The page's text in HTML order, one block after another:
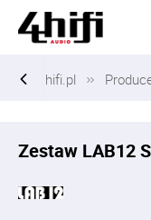
hifi.pl
Zestaw LAB12